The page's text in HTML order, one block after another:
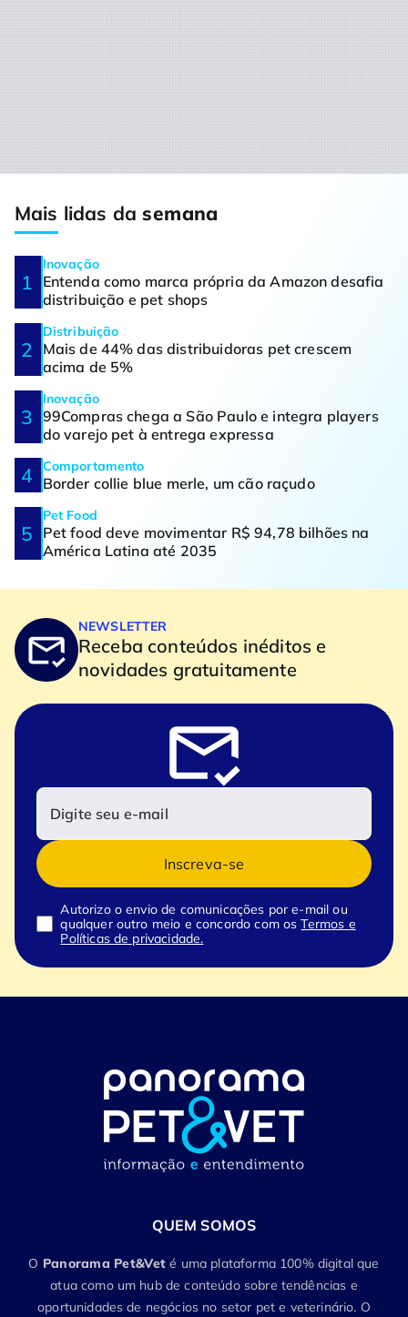
Mais lidas dasemana
Inovação
Entenda como marca própria da Amazon desafia
distribuição e pet shops
Distribuição
Mais de 44% das distribuidoras pet crescem
acima de 5%
Inovação
99Compras chega a São Paulo e integra players
do varejo pet à entrega expressa
Comportamento
Border collie blue merle, um cão raçudo
Pet Food
Pet food deve movimentar R$ 94,78 bilhões na
América Latina até 2035
NEWSLETTER
Receba conteúdos inéditos e
novidades gratuitamente
Inscreva-se
Autorizo o envio de comunicações por e-mail ou
qualquer outro meio e concordo com osTermos e
Políticas de privacidade.
QUEM SOMOS
O Panorama Pet&Vet é uma plataforma 100% digital que
atua como um hub de conteúdo sobre tendências e
oportunidades de negócios no setor pet e veterinário. O